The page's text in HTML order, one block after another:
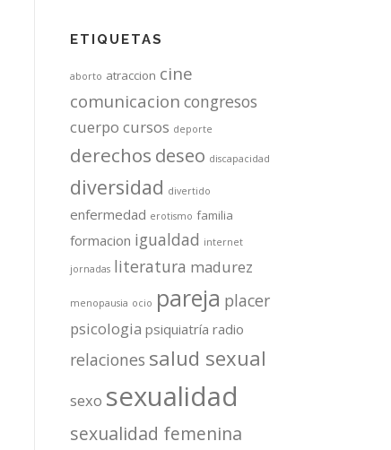
ETIQUETAS
aborto atraccion cine
comunicacion congresos
cuerpo cursos deporte
derechos deseo discapacidad
diversidad divertido
enfermedad erotismo familia
formacion igualdad internet
jornadas literatura madurez
menopausia ocio pareja placer
psicologia psiquiatría radio
relaciones salud sexual
sexo sexualidad
sexualidad femenina